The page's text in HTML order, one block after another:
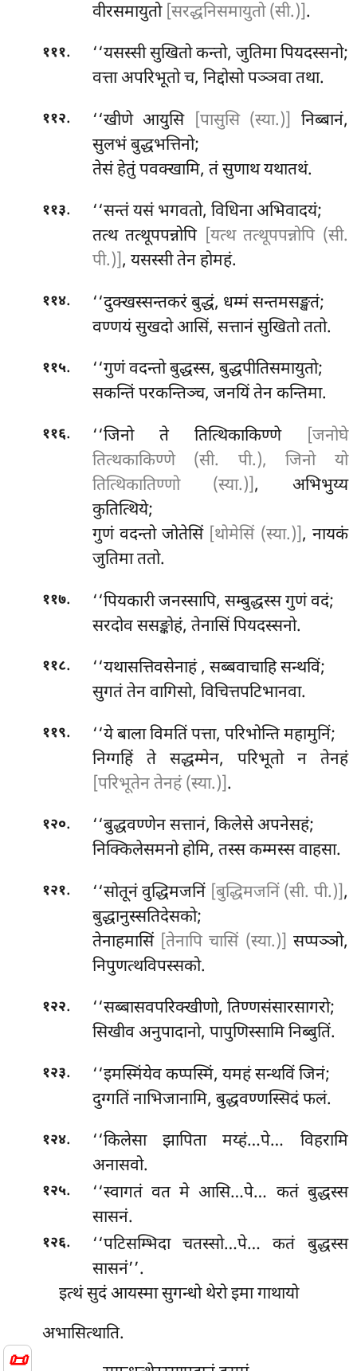
📜
वीरसमायुतो [सरद्धनिसमायुतो (सी.)].
१११.
‘‘यसस्सी सुखितो कन्तो, जुतिमा पियदस्सनो;
वत्ता अपरिभूतो च, निद्दोसो पञ्ञवा तथा.
११२. ‘‘खीणे आयुसि [पासुसि (स्या.)] निब्बानं,
सुलभं बुद्धभत्तिनो;
तेसं हेतुं पवक्खामि, तं सुणाथ यथातथं.
११३. ‘‘सन्तंयसं भगवतो, विधिना अभिवादयं;
तत्थ तत्थूपपन्नोपि [यत्थ तत्थूपपन्नोपि (सी.
पी.)], यसस्सी तेन होमहं.
११४.
‘‘दुक्खस्सन्तकरं बुद्धं, धम्मं सन्तमसङ्खतं;
वण्णयं सुखदो आसिं, सत्तानं सुखितो ततो.
११५.
‘‘गुणं वदन्तो बुद्धस्स, बुद्धपीतिसमायुतो;
सकन्तिं परकन्तिञ्च, जनयिं तेन कन्तिमा.
११६. ‘‘जिनो ते तित्थिकाकिण्णे
[जनोघे
तित्थकाकिण्णे (सी. पी.), जिनो यो
तित्थिकातिण्णो (स्या.)], अभिभुय्य
कुतित्थिये;
गुणं वदन्तो जोतेसिं [थोमेसिं (स्या.)], नायकं
जुतिमा ततो.
११७.
‘‘पियकारी जनस्सापि, सम्बुद्धस्स गुणं वदं;
सरदोव ससङ्कोहं, तेनासिं पियदस्सनो.
११८. ‘‘यथासत्तिवसेनाहं, सब्बवाचाहि सन्थविं;
सुगतं तेन वागिसो, विचित्तपटिभानवा.
११९.
‘‘ये बाला विमतिं पत्ता, परिभोन्ति महामुनिं;
निग्गहिं ते सद्धम्मेन, परिभूतो न तेनहं
[परिभूतेन तेनहं (स्या.)].
१२०.
‘‘बुद्धवण्णेन सत्तानं, किलेसे अपनेसहं;
निक्किलेसमनो होमि, तस्स कम्मस्स वाहसा.
१२१. ‘‘सोतूनंवुद्धिमजनिं [बुद्धिमजनिं (सी. पी.)],
बुद्धानुस्सतिदेसको;
तेनाहमासिं [तेनापि चासिं (स्या.)] सप्पञ्ञो,
निपुणत्थविपस्सको.
१२२.
‘‘सब्बासवपरिक्खीणो, तिण्णसंसारसागरो;
सिखीव अनुपादानो, पापुणिस्सामि निब्बुतिं.
१२३.
‘‘इमस्मिंयेव कप्पस्मिं, यमहं सन्थविं जिनं;
दुग्गतिं नाभिजानामि, बुद्धवण्णस्सिदं फलं.
१२४.
‘‘किलेसा झापिता मय्हं…पे… विहरामि
अनासवो.
१२५.
‘‘स्वागतं वत मे आसि…पे… कतं बुद्धस्स
सासनं.
१२६. ‘‘पटिसम्भिदाचतस्सो…पे… कतं बुद्धस्स
सासनं’’.
इत्थं सुदं आयस्मा सुगन्धो थेरो इमा गाथायो
अभासित्थाति.